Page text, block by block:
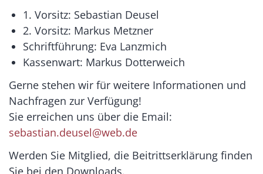
1. Vorsitz: Sebastian Deusel
2. Vorsitz: Markus Metzner
Schriftführung: Eva Lanzmich
Kassenwart: Markus Dotterweich
Gerne stehen wir für weitere Informationen und
Nachfragen zur Verfügung!
Sie erreichen uns über die Email:
sebastian.deusel@web.de
Werden Sie Mitglied, die Beitrittserklärung finden